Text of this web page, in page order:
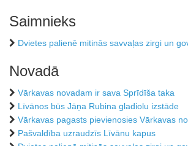
Saimnieks
Dvietes palienē mitinās savvaļas zirgi un
Novadā
Vārkavas novadam ir sava Sprīdīša taka
Līvānos būs Jāņa Rubina gladiolu izstāde
Vārkavas pagasts pievienosies Vārkavas
Pašvaldība uzraudzīs Līvānu kapus